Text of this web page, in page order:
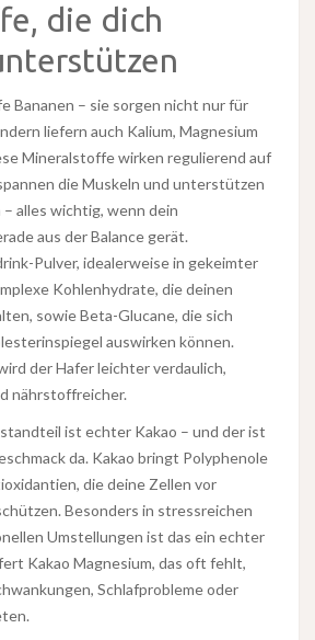
die dich
Bananen – sie sorgen nicht nur für
liefern auch Kalium, Magnesium
Mineralstoffe wirken regulierend auf
die Muskeln und unterstützen
alles wichtig, wenn dein
aus der Balance gerät.
Pulver, idealerweise in gekeimter
Kohlenhydrate, die deinen
sowie Beta-Glucane, die sich
auswirken können.
der Hafer leichter verdaulich,
nährstoffreicher.
ist echter Kakao – und der ist
da. Kakao bringt Polyphenole
die deine Zellen vor
Besonders in stressreichen
Umstellungen ist das ein echter
Kakao Magnesium, das oft fehlt,
Schlafprobleme oder